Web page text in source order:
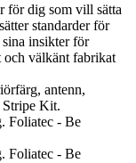
för dig som vill sätta
standarder för
insikter för
och välkänt fabrikat
antenn,
Stripe Kit.
Foliatec - Be
Foliatec - Be